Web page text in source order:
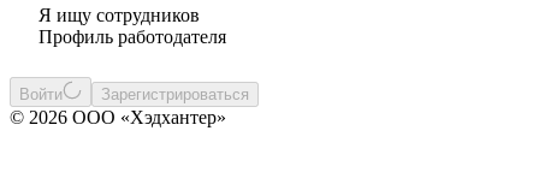
Я ищу сотрудников
Профиль работодателя
Войти Зарегистрироваться
© 2026 ООО «Хэдхантер»